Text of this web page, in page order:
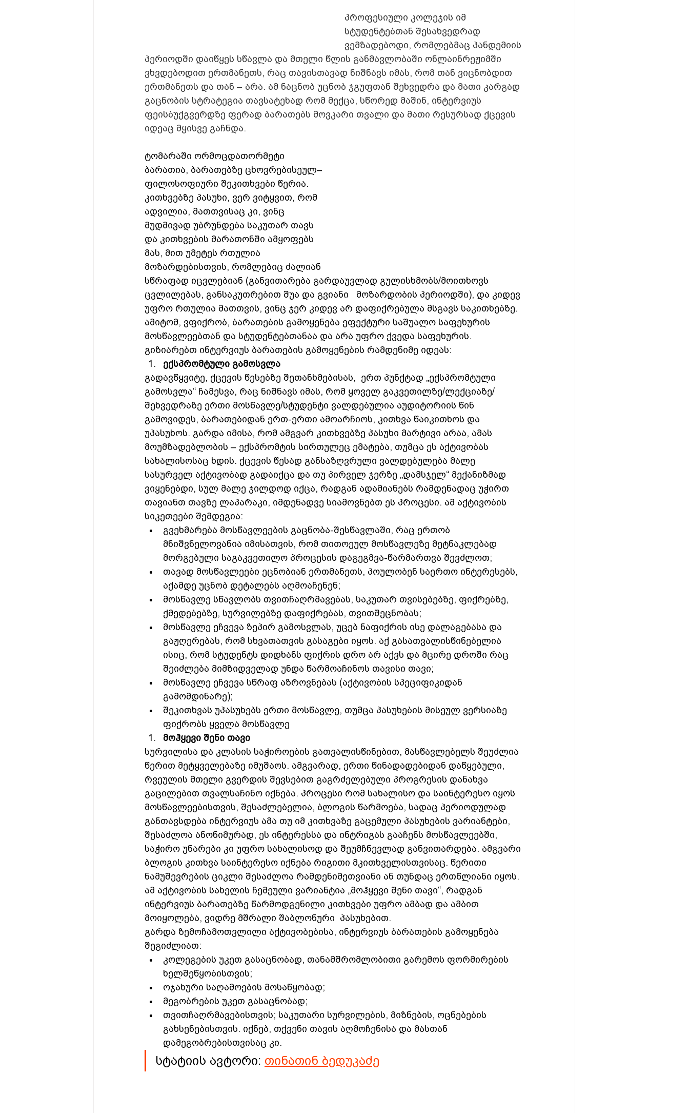
პროფესიული კოლეჯის იმ
სტუდენტებთან შესახვედრად
ვემზადებოდი, რომლებმაც პანდემიის
პერიოდში დაიწყეს სწავლა და მთელი წლის განმავლობაში ონლაინრეჟიმში
ვხვდებოდით ერთმანეთს, რაც თავისთავად ნიშნავს იმას, რომ თან ვიცნობდით
ერთმანეთს და თან – არა. ამ ნაცნობ უცნობ ჯგუფთან შეხვედრა და მათი კარგად
გაცნობის სტრატეგია თავსატეხად რომ მექცა, სწორედ მაშინ, ინტერვიუს
ფეისბუქგვერდზე ფერად ბარათებს მოვკარი თვალი და მათი რესურსად ქცევის
იდეაც მყისვე გაჩნდა.
ტომარაში ორმოცდათორმეტი
ბარათია, ბარათებზე ცხოვრებისეულ–
ფილოსოფიური შეკითხვები წერია.
კითხვებზე პასუხი, ვერ ვიტყვით, რომ
ადვილია, მათთვისაც კი, ვინც
მუდმივად უბრუნდება საკუთარ თავს
და კითხვების მარათონში ამყოფებს
მას, მით უმეტეს რთულია
მოზარდებისთვის, რომლებიც ძალიან
სწრაფად იცვლებიან (განვითარება გარდაუვლად გულისხმობს/მოითხოვს
ცვლილებას, განსაკუთრებით შუა და გვიანი   მოზარდობის პერიოდში), და კიდევ
უფრო რთულია მათთვის, ვინც ჯერ კიდევ არ დაფიქრებულა მსგავს საკითხებზე.
ამიტომ, ვფიქრობ, ბარათების გამოყენება ეფექტური საშუალო საფეხურის
მოსწავლეებთან და სტუდენტებთანაა და არა უფრო ქვედა საფეხურის.
გიზიარებთ ინტერვიუს ბარათების გამოყენების რამდენიმე იდეას:
ექსპრომტული გამოსვლა
გადავწყვიტე, ქცევის წესებზე შეთანხმებისას,  ერთ პუნქტად „ექსპრომტული
გამოსვლა“ ჩამესვა, რაც ნიშნავს იმას, რომ ყოველ გაკვეთილზე/ლექციაზე/
შეხვედრაზე ერთი მოსწავლე/სტუდენტი ვალდებულია აუდიტორიის წინ
გამოვიდეს, ბარათებიდან ერთ-ერთი ამოარჩიოს, კითხვა წაიკითხოს და
უპასუხოს. გარდა იმისა, რომ ამგვარ კითხვებზე პასუხი მარტივი არაა, ამას
მოუმზადებლობის – ექსპრომტის სირთულეც ემატება, თუმცა ეს აქტივობას
სახალისოსაც ხდის. ქცევის წესად განსაზღვრული ვალდებულება მალე
სასურველ აქტივობად გადაიქცა და თუ პირველ ჯერზე „დამსჯელ“ მექანიზმად
ვიყენებდი, სულ მალე ჯილდოდ იქცა, რადგან ადამიანებს რამდენადაც უჭირთ
თავიანთ თავზე ლაპარაკი, იმდენადვე სიამოვნებთ ეს პროცესი. ამ აქტივობის
სიკეთეები შემდეგია:
გვეხმარება მოსწავლეების გაცნობა-შესწავლაში, რაც ერთობ
მნიშვნელოვანია იმისათვის, რომ თითოეულ მოსწავლეზე მეტნაკლებად
მორგებული საგაკვეთილო პროცესის დაგეგმვა-წარმართვა შევძლოთ;
თავად მოსწავლეები ეცნობიან ერთმანეთს, პოულობენ საერთო ინტერესებს,
აქამდე უცნობ დეტალებს აღმოაჩენენ;
მოსწავლე სწავლობს თვითჩაღრმავებას, საკუთარ თვისებებზე, ფიქრებზე,
ქმედებებზე, სურვილებზე დაფიქრებას, თვითშეცნობას;
მოსწავლე ეჩვევა ზეპირ გამოსვლას, უცებ ნაფიქრის ისე დალაგებასა და
გაჟღერებას, რომ სხვათათვის გასაგები იყოს. აქ გასათვალისწინებელია
ისიც, რომ სტუდენტს დიდხანს ფიქრის დრო არ აქვს და მცირე დროში რაც
შეიძლება მიმზიდველად უნდა წარმოაჩინოს თავისი თავი;
მოსწავლე ეჩვევა სწრაფ აზროვნებას (აქტივობის სპეციფიკიდან
გამომდინარე);
შეკითხვას უპასუხებს ერთი მოსწავლე, თუმცა პასუხების მისეულ ვერსიაზე
ფიქრობს ყველა მოსწავლე
მოჰყევი შენი თავი
სურვილისა და კლასის საჭიროების გათვალისწინებით, მასწავლებელს შეუძლია
წერით მეტყველებაზე იმუშაოს. ამგვარად, ერთი წინადადებიდან დაწყებული,
რვეულის მთელი გვერდის შევსებით გაგრძელებული პროგრესის დანახვა
გაცილებით თვალსაჩინო იქნება. პროცესი რომ სახალისო და საინტერესო იყოს
მოსწავლეებისთვის, შესაძლებელია, ბლოგის წარმოება, სადაც პერიოდულად
განთავსდება ინტერვიუს ამა თუ იმ კითხვაზე გაცემული პასუხების ვარიანტები,
შესაძლოა ანონიმურად, ეს ინტერესსა და ინტრიგას გააჩენს მოსწავლეებში,
საჭირო უნარები კი უფრო სახალისოდ და შეუმჩნევლად განვითარდება. ამგვარი
ბლოგის კითხვა საინტერესო იქნება რიგითი მკითხველისთვისაც. წერითი
ნამუშევრების ციკლი შესაძლოა რამდენიმეთვიანი ან თუნდაც ერთწლიანი იყოს.
ამ აქტივობის სახელის ჩემეული ვარიანტია „მოჰყევი შენი თავი“, რადგან
ინტერვიუს ბარათებზე წარმოდგენილი კითხვები უფრო ამბად და ამბით
მოიყოლება, ვიდრე მშრალი შაბლონური  პასუხებით.
გარდა ზემოჩამოთვლილი აქტივობებისა, ინტერვიუს ბარათების გამოყენება
შეგიძლიათ:
კოლეგების უკეთ გასაცნობად, თანამშრომლობითი გარემოს ფორმირების
ხელშეწყობისთვის;
ოჯახური საღამოების მოსაწყობად;
მეგობრების უკეთ გასაცნობად;
თვითჩაღრმავებისთვის; საკუთარი სურვილების, მიზნების, ოცნებების
გახსენებისთვის. იქნებ, თქვენი თავის აღმოჩენისა და მასთან
დამეგობრებისთვისაც კი.
სტატიის ავტორი: თინათინ ბედუკაძე